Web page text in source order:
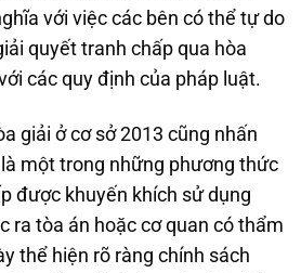
với việc các bên có thể tự do
quyết tranh chấp qua hòa
các quy định của pháp luật.
giải ở cơ sở 2013 cũng nhấn
một trong những phương thức
được khuyến khích sử dụng
ra tòa án hoặc cơ quan có thẩm
thể hiện rõ ràng chính sách